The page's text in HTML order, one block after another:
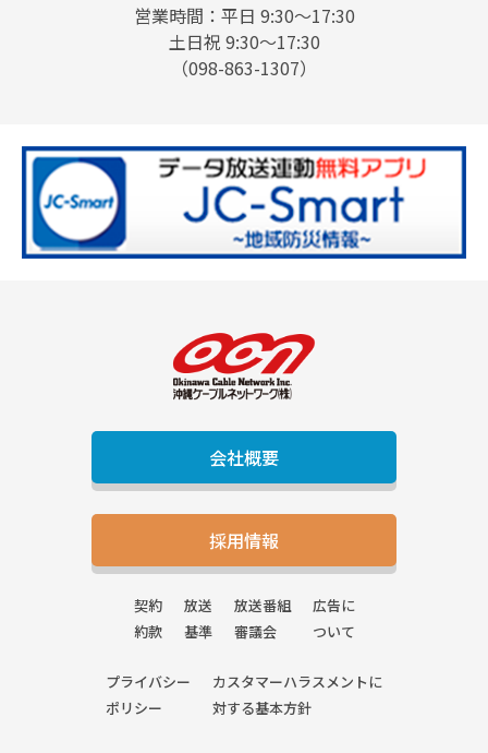
営業時間：平日 9:30〜17:30
土日祝 9:30〜17:30
（098-863-1307）
会社概要
採用情報
契約
約款
放送
基準
放送番組
審議会
広告に
ついて
プライバシー
ポリシー
カスタマーハラスメントに
対する基本方針